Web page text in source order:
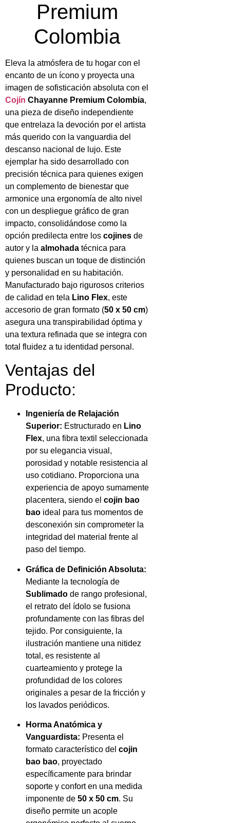
Premium
Colombia
Eleva la atmósfera de tu hogar con el
encanto de un ícono y proyecta una
imagen de sofisticación absoluta con el
Cojín Chayanne Premium Colombia,
una pieza de diseño independiente
que entrelaza la devoción por el artista
más querido con la vanguardia del
descanso nacional de lujo. Este
ejemplar ha sido desarrollado con
precisión técnica para quienes exigen
un complemento de bienestar que
armonice una ergonomía de alto nivel
con un despliegue gráfico de gran
impacto, consolidándose como la
opción predilecta entre los cojines de
autor y la almohada técnica para
quienes buscan un toque de distinción
y personalidad en su habitación.
Manufacturado bajo rigurosos criterios
de calidad en tela Lino Flex, este
accesorio de gran formato (50 x 50 cm)
asegura una transpirabilidad óptima y
una textura refinada que se integra con
total fluidez a tu identidad personal.
Ventajas del
Producto:
Ingeniería de Relajación
Superior: Estructurado en Lino
Flex, una fibra textil seleccionada
por su elegancia visual,
porosidad y notable resistencia al
uso cotidiano. Proporciona una
experiencia de apoyo sumamente
placentera, siendo el cojin bao
bao ideal para tus momentos de
desconexión sin comprometer la
integridad del material frente al
paso del tiempo.
Gráfica de Definición Absoluta:
Mediante la tecnología de
Sublimado de rango profesional,
el retrato del ídolo se fusiona
profundamente con las fibras del
tejido. Por consiguiente, la
ilustración mantiene una nitidez
total, es resistente al
cuarteamiento y protege la
profundidad de los colores
originales a pesar de la fricción y
los lavados periódicos.
Horma Anatómica y
Vanguardista: Presenta el
formato característico del cojin
bao bao, proyectado
específicamente para brindar
soporte y confort en una medida
imponente de 50 x 50 cm. Su
diseño permite un acople